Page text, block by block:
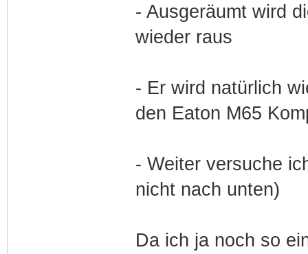
- Ausgeräumt wird
wieder raus
- Er wird natürlich
den Eaton M65
- Weiter versuche
nicht nach unten)
Da ich ja noch so